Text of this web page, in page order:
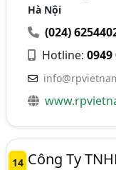
Hà Nội
(024)
Hotline:0949
14 Công Ty